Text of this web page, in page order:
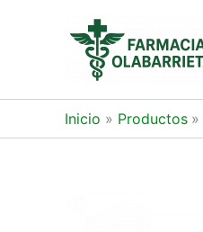
Inicio Productos